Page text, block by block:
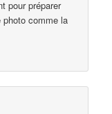
pour préparer
comme la